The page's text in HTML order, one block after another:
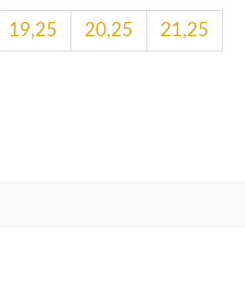
19,25 20,25 21,25